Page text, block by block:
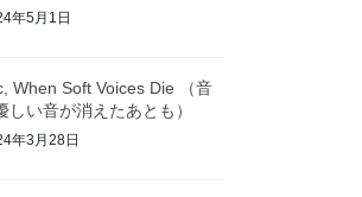
年5月1日
When Soft Voices Die （音
しい音が消えたあとも）
年3月28日